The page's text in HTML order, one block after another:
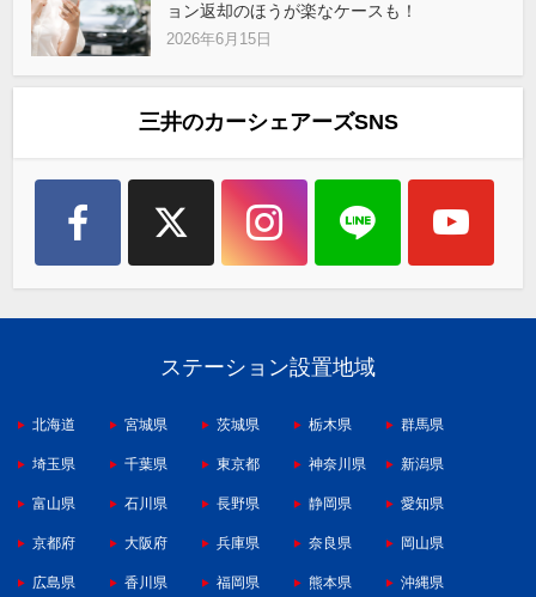
ョン返却のほうが楽なケースも！
2026年6月15日
三井のカーシェアーズSNS
ステーション設置地域
北海道 宮城県 茨城県 栃木県 群馬県
埼玉県 千葉県 東京都 神奈川県 新潟県
富山県 石川県 長野県 静岡県 愛知県
京都府 大阪府 兵庫県 奈良県 岡山県
広島県 香川県 福岡県 熊本県 沖縄県